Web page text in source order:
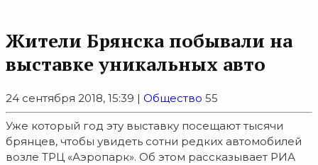
Жители Брянска побывали на
выставке уникальных авто
24 сентября 2018, 15:39 | Общество 55
Уже который год эту выставку посещают тысячи
брянцев, чтобы увидеть сотни редких автомобилей
возле ТРЦ «Аэропарк». Об этом рассказывает РИА